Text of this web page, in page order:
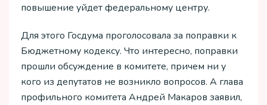
повышение уйдет федеральному центру.
Для этого Госдума проголосовала за поправки к
Бюджетному кодексу. Что интересно, поправки
прошли обсуждение в комитете, причем ни у
кого из депутатов не возникло вопросов. А глава
профильного комитета Андрей Макаров заявил,